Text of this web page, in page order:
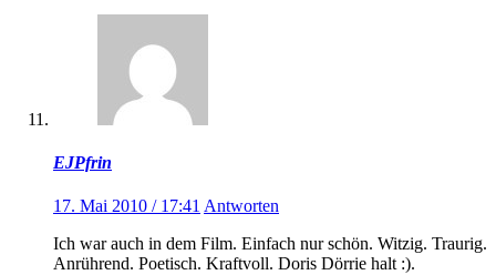
EJPfrin
17. Mai 2010 / 17:41 Antworten
Ich war auch in dem Film. Einfach nur schön. Witzig. Traurig.
Anrührend. Poetisch. Kraftvoll. Doris Dörrie halt :).